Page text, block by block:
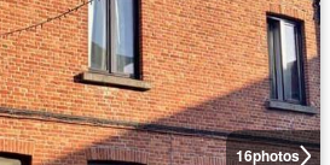
16photos